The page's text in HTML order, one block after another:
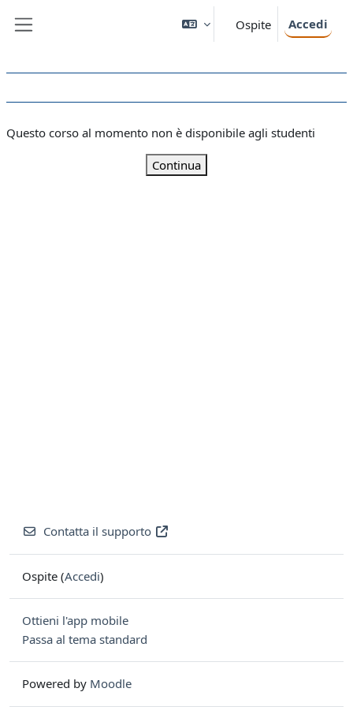
Ospite Accedi
Questo corso al momento non è disponibile agli studenti
Continua
Contatta il supporto
Ospite (Accedi)
Ottieni l'app mobile
Passa al tema standard
Powered by Moodle